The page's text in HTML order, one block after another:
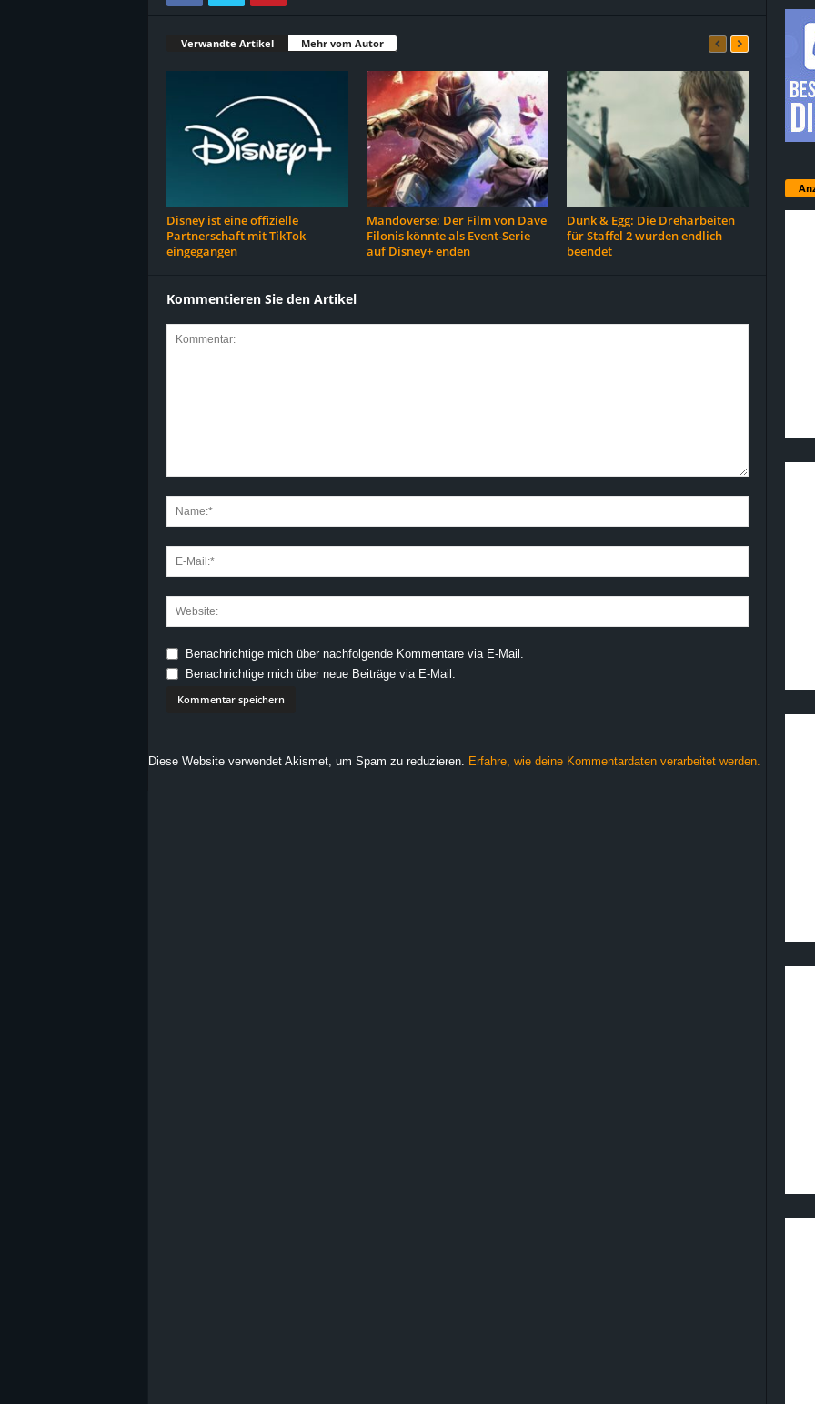
Verwandte Artikel Mehr vom Autor
Disney ist eine offizielle
Partnerschaft mit TikTok
eingegangen
Mandoverse: Der Film von Dave
Filonis könnte als Event-Serie
auf Disney+ enden
Dunk & Egg: Die Dreharbeiten
für Staffel 2 wurden endlich
beendet
Kommentieren Sie den Artikel
Benachrichtige mich über nachfolgende Kommentare via E-Mail.
Benachrichtige mich über neue Beiträge via E-Mail.
Diese Website verwendet Akismet, um Spam zu reduzieren. Erfahre, wie deine Kommentardaten verarbeitet werden.